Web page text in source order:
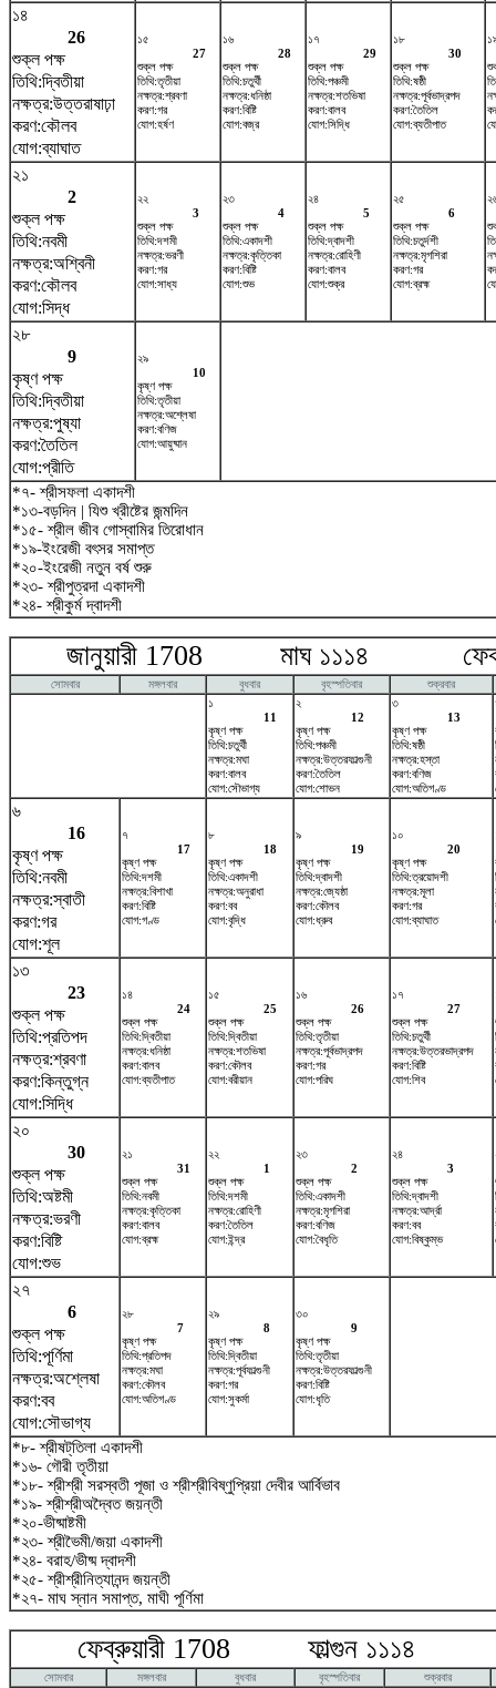
১৪
26
শুক্ল পক্ষ
তিথি:দ্বিতীয়া
নক্ষত্র:উত্তরাষাঢ়া
করণ:কৌলব
যোগ:ব্যাঘাত
১৫
27
শুক্ল পক্ষ
তিথি:তৃতীয়া
নক্ষত্র:শ্রবণা
করণ:গর
যোগ:হর্ষণ
১৬
28
শুক্ল পক্ষ
তিথি:চতুর্থী
নক্ষত্র:ধনিষ্ঠা
করণ:বিষ্টি
যোগ:বজ্র
১৭
29
শুক্ল পক্ষ
তিথি:পঞ্চমী
নক্ষত্র:শতভিষ‌া
করণ:বালব
যোগ:সিদ্ধি
১৮
30
শুক্ল পক্ষ
তিথি:ষষ্ঠী
নক্ষত্র:পূর্বভাদ্রপদ
করণ:তৈতিল
যোগ:ব্যতীপাত
২১
2
শুক্ল পক্ষ
তিথি:নবমী
নক্ষত্র:অশ্বিনী
করণ:কৌলব
যোগ:সিদ্ধ
২২
3
শুক্ল পক্ষ
তিথি:দশমী
নক্ষত্র:ভরণী
করণ:গর
যোগ:সাধ্য
২৩
4
শুক্ল পক্ষ
তিথি:একাদশী
নক্ষত্র:কৃত্তিকা
করণ:বিষ্টি
যোগ:শুভ
২৪
5
শুক্ল পক্ষ
তিথি:দ্বাদশী
নক্ষত্র:রোহিণী
করণ:বালব
যোগ:শুক্র
২৫
6
শুক্ল পক্ষ
তিথি:চতুর্দশী
নক্ষত্র:মৃগশিরা
করণ:গর
যোগ:ব্রহ্ম
২৮
9
কৃষ্ণ পক্ষ
তিথি:দ্বিতীয়া
নক্ষত্র:পুষ্যা
করণ:তৈতিল
যোগ:প্রীতি
২৯
10
কৃষ্ণ পক্ষ
তিথি:তৃতীয়া
নক্ষত্র:অশ্লেষা
করণ:বণিজ
যোগ:আয়ুষ্মান
*৭- শ্রীসফলা একাদশী
*১৩-বড়দিন | যিশু খ্রীষ্টের জন্মদিন
*১৫- শ্রীল জীব গোস্বামির তিরোধান
*১৯-ইংরেজী বৎসর সমাপ্ত
*২০-ইংরেজী নতুন বর্ষ শুরু
*২৩- শ্রীপুত্রদা একাদশী
*২৪- শ্রীকুর্ম দ্বাদশী
জানুয়ারী 1708 মাঘ ১১১৪
সোমবার মঙ্গলবার বুধবার বৃহস্পতিবার
শুক্রবার
১
11
কৃষ্ণ পক্ষ
তিথি:চতুর্থী
নক্ষত্র:মঘা
করণ:বালব
যোগ:সৌভাগ্য
২
12
কৃষ্ণ পক্ষ
তিথি:পঞ্চমী
নক্ষত্র:উত্তরফাল্গুনী
করণ:তৈতিল
যোগ:শোভন
৩
13
কৃষ্ণ পক্ষ
তিথি:ষষ্ঠী
নক্ষত্র:হস্তা
করণ:বণিজ
যোগ:অতিগণ্ড
৬
16
কৃষ্ণ পক্ষ
তিথি:নবমী
নক্ষত্র:স্বাতী
করণ:গর
যোগ:শূল
৭
17
কৃষ্ণ পক্ষ
তিথি:দশমী
নক্ষত্র:বিশাখা
করণ:বিষ্টি
যোগ:গণ্ড
৮
18
কৃষ্ণ পক্ষ
তিথি:একাদশী
নক্ষত্র:অনুরাধা
করণ:বব
যোগ:বৃদ্ধি
৯
19
কৃষ্ণ পক্ষ
তিথি:দ্বাদশী
নক্ষত্র:জ্যেষ্ঠা
করণ:কৌলব
যোগ:ধ্রুব
১০
20
কৃষ্ণ পক্ষ
তিথি:ত্রয়োদশী
নক্ষত্র:মূলা
করণ:গর
যোগ:ব্যাঘাত
১৩
23
শুক্ল পক্ষ
তিথি:প্রতিপদ
নক্ষত্র:শ্রবণা
করণ:কিন্তুগ্ন
যোগ:সিদ্ধি
১৪
24
শুক্ল পক্ষ
তিথি:দ্বিতীয়া
নক্ষত্র:ধনিষ্ঠা
করণ:বালব
যোগ:ব্যতীপাত
১৫
25
শুক্ল পক্ষ
তিথি:দ্বিতীয়া
নক্ষত্র:শতভিষ‌া
করণ:কৌলব
যোগ:বরীয়ান
১৬
26
শুক্ল পক্ষ
তিথি:তৃতীয়া
নক্ষত্র:পূর্বভাদ্রপদ
করণ:গর
যোগ:পরিঘ
১৭
27
শুক্ল পক্ষ
তিথি:চতুর্থী
নক্ষত্র:উত্তরভাদ্রপদ
করণ:বিষ্টি
যোগ:শিব
২০
30
শুক্ল পক্ষ
তিথি:অষ্টমী
নক্ষত্র:ভরণী
করণ:বিষ্টি
যোগ:শুভ
২১
31
শুক্ল পক্ষ
তিথি:নবমী
নক্ষত্র:কৃত্তিকা
করণ:বালব
যোগ:ব্রহ্ম
২২
1
শুক্ল পক্ষ
তিথি:দশমী
নক্ষত্র:রোহিণী
করণ:তৈতিল
যোগ:ইন্দ্র
২৩
2
শুক্ল পক্ষ
তিথি:একাদশী
নক্ষত্র:মৃগশিরা
করণ:বণিজ
যোগ:বৈধৃতি
২৪
3
শুক্ল পক্ষ
তিথি:দ্বাদশী
নক্ষত্র:আর্দ্রা
করণ:বব
যোগ:বিষ্কুম্ভ
২৭
6
শুক্ল পক্ষ
তিথি:পূর্ণিমা
নক্ষত্র:অশ্লেষা
করণ:বব
যোগ:সৌভাগ্য
২৮
7
কৃষ্ণ পক্ষ
তিথি:প্রতিপদ
নক্ষত্র:মঘা
করণ:কৌলব
যোগ:অতিগণ্ড
২৯
8
কৃষ্ণ পক্ষ
তিথি:দ্বিতীয়া
নক্ষত্র:পূর্বফাল্গুনী
করণ:গর
যোগ:সুকর্মা
৩০
9
কৃষ্ণ পক্ষ
তিথি:তৃতীয়া
নক্ষত্র:উত্তরফাল্গুনী
করণ:বিষ্টি
যোগ:ধৃতি
*৮- শ্রীষট্‌তিলা একাদশী
*১৬- গৌরী তৃতীয়া
*১৮- শ্রীশ্রী সরস্বতী পূজা ও শ্রীশ্রীবিষ্ণুপ্রিয়া দেবীর আর্বিভাব
*১৯- শ্রীশ্রীঅদ্বৈত জয়ন্তী
*২০-ভীষ্মাষ্টমী
*২৩- শ্রীভৈমী/জয়া একাদশী
*২৪- বরাহ/ভীষ্ম দ্বাদশী
*২৫- শ্রীশ্রীনিত্যানন্দ জয়ন্তী
*২৭- মাঘ স্নান সমাপ্ত, মাঘী পূর্ণিমা
ফেব্রুয়ারী 1708 ফাল্গুন ১১১৪
সোমবার মঙ্গলবার বুধবার বৃহস্পতিবার
শুক্রবার